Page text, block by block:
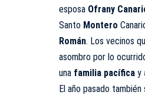
esposa Ofrany
Santo Montero
Román. Los vecinos
asombro por lo
una familia pacífica y
El año pasado